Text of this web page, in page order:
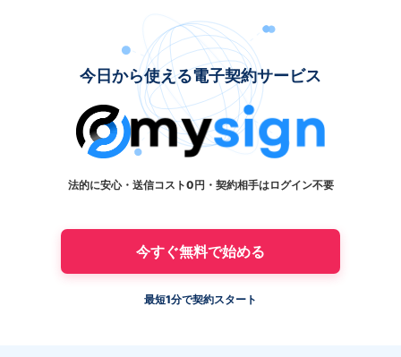
今日から使える電子契約サービス
法的に安心・送信コスト0円・契約相手はログイン不要
今すぐ無料で始める
最短1分で契約スタート